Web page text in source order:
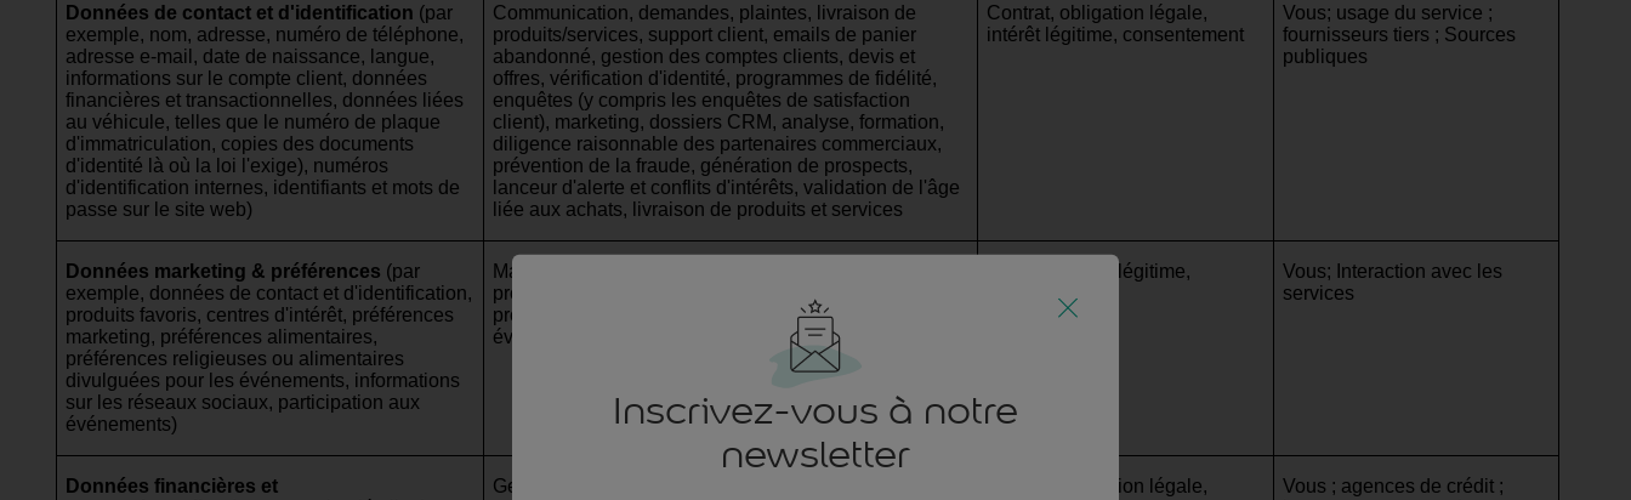
Données de contact et d'identification (par
exemple, nom, adresse, numéro de téléphone,
adresse e-mail, date de naissance, langue,
informations sur le compte client, données
financières et transactionnelles, données liées
au véhicule, telles que le numéro de plaque
d'immatriculation, copies des documents
d'identité là où la loi l'exige), numéros
d'identification internes, identifiants et mots de
passe sur le site web)
Communication, demandes, plaintes, livraison de
produits/services, support client, emails de panier
abandonné, gestion des comptes clients, devis et
offres, vérification d'identité, programmes de fidélité,
enquêtes (y compris les enquêtes de satisfaction
client), marketing, dossiers CRM, analyse, formation,
diligence raisonnable des partenaires commerciaux,
prévention de la fraude, génération de prospects,
lanceur d'alerte et conflits d'intérêts, validation de l'âge
liée aux achats, livraison de produits et services
Contrat, obligation légale,
intérêt légitime, consentement
Vous; usage du service ;
fournisseurs tiers ; Sources
publiques
Données marketing & préférences (par
exemple, données de contact et d'identification,
produits favoris, centres d'intérêt, préférences
marketing, préférences alimentaires,
préférences religieuses ou alimentaires
divulguées pour les événements, informations
sur les réseaux sociaux, participation aux
événements)
Marketing direct, analyse, développement produit,
profilage, newsletters, offres personnalisées,
programmes de fidélité, promotions, enquêtes,
événements
Contrat, intérêt légitime,
Vous; Interaction avec les
services
Données financières et
Gestion des contrats, gestion des réclamations,
Contrat, obligation légale,
Vous ; agences de crédit ;
Inscrivez-vous à notre
newsletter